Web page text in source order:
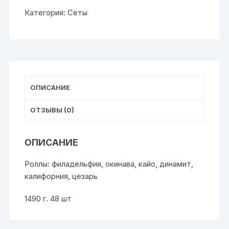
Япония
Категория:Сеты
ОПИСАНИЕ
ОТЗЫВЫ (0)
ОПИСАНИЕ
Роллы: филадельфия, окинава, кайо, динамит,
калифорния, цезарь
1490 г. 48 шт